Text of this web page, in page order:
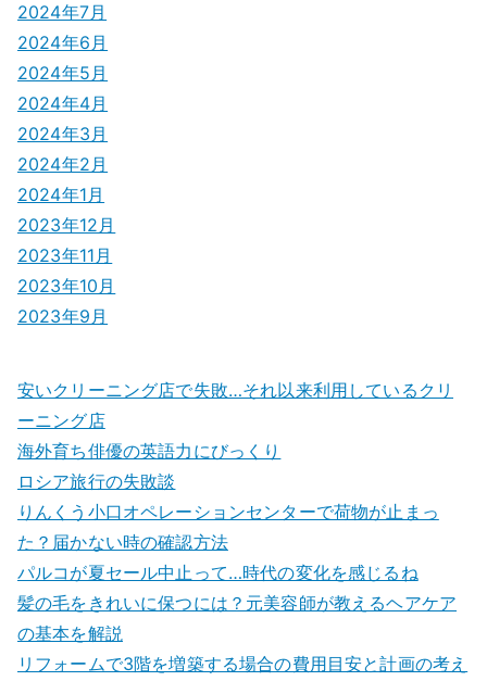
2024年7月
2024年6月
2024年5月
2024年4月
2024年3月
2024年2月
2024年1月
2023年12月
2023年11月
2023年10月
2023年9月
安いクリーニング店で失敗…それ以来利用しているクリ
ーニング店
海外育ち俳優の英語力にびっくり
ロシア旅行の失敗談
りんくう小口オペレーションセンターで荷物が止まっ
た？届かない時の確認方法
パルコが夏セール中止って…時代の変化を感じるね
髪の毛をきれいに保つには？元美容師が教えるヘアケア
の基本を解説
リフォームで3階を増築する場合の費用目安と計画の考え